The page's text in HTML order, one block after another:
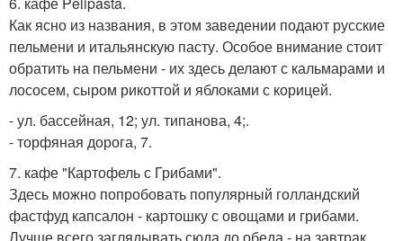
Как ясно из названия, в этом заведении подают русские
пельмени и итальянскую пасту. Особое внимание стоит
обратить на пельмени - их здесь делают с кальмарами и
лососем, сыром рикоттой и яблоками с корицей.
- ул. бассейная, 12; ул. типанова, 4;.
- торфяная дорога, 7.
7. кафе "Картофель с Грибами".
Здесь можно попробовать популярный голландский
фастфуд капсалон - картошку с овощами и грибами.